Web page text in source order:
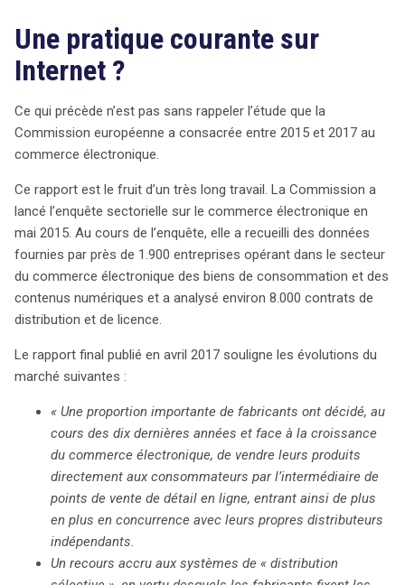
Une pratique courante sur
Internet ?
Ce qui précède n’est pas sans rappeler l’étude que la
Commission européenne a consacrée entre 2015 et 2017 au
commerce électronique.
Ce rapport est le fruit d’un très long travail. La Commission a
lancé l’enquête sectorielle sur le commerce électronique en
mai 2015. Au cours de l’enquête, elle a recueilli des données
fournies par près de 1.900 entreprises opérant dans le secteur
du commerce électronique des biens de consommation et des
contenus numériques et a analysé environ 8.000 contrats de
distribution et de licence.
Le rapport final publié en avril 2017 souligne les évolutions du
marché suivantes :
« Une proportion importante de fabricants ont décidé, au
cours des dix dernières années et face à la croissance
du commerce électronique, de vendre leurs produits
directement aux consommateurs par l’intermédiaire de
points de vente de détail en ligne, entrant ainsi de plus
en plus en concurrence avec leurs propres distributeurs
indépendants.
Un recours accru aux systèmes de « distribution